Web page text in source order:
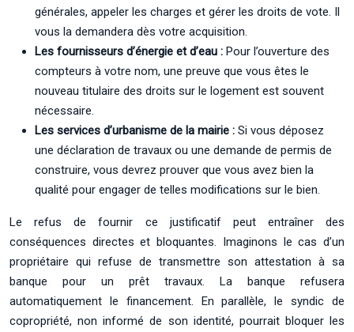
générales, appeler les charges et gérer les droits de vote. Il
vous la demandera dès votre acquisition.
Les fournisseurs d’énergie et d’eau : Pour l’ouverture des
compteurs à votre nom, une preuve que vous êtes le
nouveau titulaire des droits sur le logement est souvent
nécessaire.
Les services d’urbanisme de la mairie : Si vous déposez
une déclaration de travaux ou une demande de permis de
construire, vous devrez prouver que vous avez bien la
qualité pour engager de telles modifications sur le bien.
Le refus de fournir ce justificatif peut entraîner des
conséquences directes et bloquantes. Imaginons le cas d’un
propriétaire qui refuse de transmettre son attestation à sa
banque pour un prêt travaux. La banque refusera
automatiquement le financement. En parallèle, le syndic de
copropriété, non informé de son identité, pourrait bloquer les